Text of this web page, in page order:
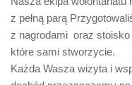
z pełną parą
z nagrodami oraz
które sami stworzycie.
Każda Wasza wizyta i